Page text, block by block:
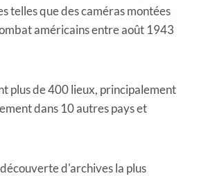
telles que des caméras montées
américains entre août 1943
plus de 400 lieux, principalement
dans 10 autres pays et
d'archives la plus